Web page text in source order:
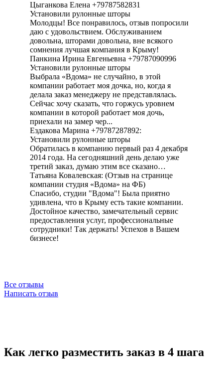
Цыганкова Елена +79787582831
Установили рулонные шторы
Молодцы! Все понравилось, отзыв попросили
даю с удовольствием. Обслуживанием
довольна, шторами довольна, вне всякого
сомнения лучшая компания в Крыму!
Панкина Ирина Евгеньевна +79787090996
Установили рулонные шторы
Выбрала «Вдома» не случайно, в этой
компании работает моя дочка, но, когда я
делала заказ менеджеру не представлялась.
Сейчас хочу сказать, что горжусь уровнем
компании в которой работает моя дочь,
приехали на замер чер...
Ездакова Марина +79787287892:
Установили рулонные шторы
Обратилась в компанию первый раз 4 декабря
2014 года. На сегодняшний день делаю уже
третий заказ, думаю этим все сказано…
Татьяна Ковалевская: (Отзыв на странице
компании студия «Вдома» на ФБ)
Спасибо, студии "Вдома"! Была приятно
удивлена, что в Крыму есть такие компании.
Достойное качество, замечательный сервис
предоставления услуг, профессиональные
сотрудники! Так держать! Успехов в Вашем
бизнесе!
Все отзывы
Написать отзыв
Как легко разместить заказ в 4 шага